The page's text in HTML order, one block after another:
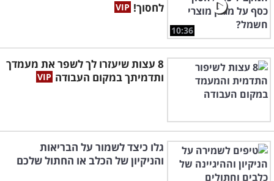
10:36
לחסוך!
8 עצות שיעזרו לך לשפר את מעמדך
ותדמיתך במקום העבודה
גלו כיצד לשמור על הבריאות
והניקיון של הכלב או החתול שלכם